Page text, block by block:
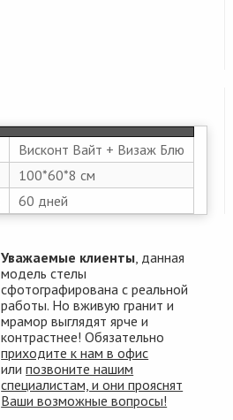
Висконт Вайт + Визаж Блю
100*60*8 см
60 дней
Уважаемые клиенты , данная
модель стелы
сфотографирована с реальной
работы. Но вживую гранит и
мрамор выглядят ярче и
контрастнее! Обязательно
приходите к нам в офис
илипозвоните нашим
специалистам, и они прояснят
Ваши возможные вопросы!